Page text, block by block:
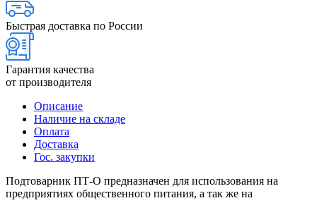
Быстрая доставка по России
Гарантия качества
от производителя
Описание
Наличие на складе
Оплата
Доставка
Гос. закупки
Подтоварник ПТ-О предназначен для использования на
предприятиях общественного питания, а так же на